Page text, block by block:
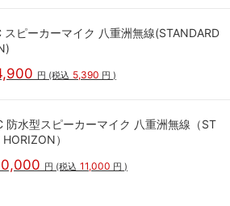
スピーカーマイク 八重洲無線(STANDARD
円 (税込 5,390 円 )
防水型スピーカーマイク 八重洲無線（ST
）
円 (税込 11,000 円 )